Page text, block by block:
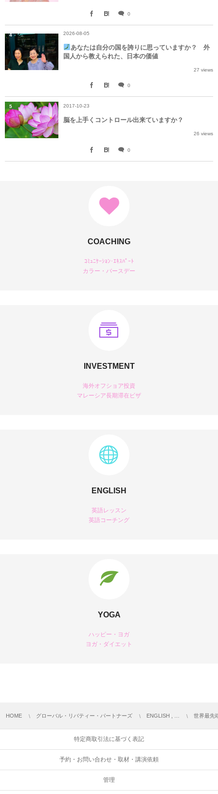
0
2026-08-05
あなたは自分の国を誇りに思っていますか？ 外
国人から教えられた、日本の価値
27 views
0
4
2017-10-23
脳を上手くコントロール出来ていますか？
26 views
0
5
COACHING
ｺﾐｭﾆｹｰｼｮﾝ･ｴｷｽﾊﾟｰﾄ
カラー・バースデー
INVESTMENT
海外オフショア投資
マレーシア長期滞在ビザ
ENGLISH
英語レッスン
英語コーチング
YOGA
ハッピー・ヨガ
ヨガ・ダイエット
HOME グローバル・リバティー・パートナーズ ENGLISH , … 世界最先
特定商取引法に基づく表記
予約・お問い合わせ・取材・講演依頼
管理